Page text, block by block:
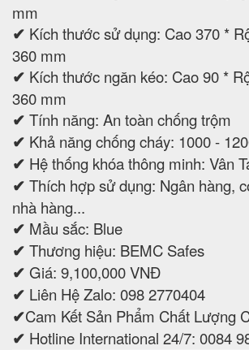
mm
✔ Kích thước sử dụng: Cao 370 *
360 mm
✔ Kích thước ngăn kéo: Cao 90 *
360 mm
✔ Tính năng: An toàn chống trộm
✔ Khả năng chống cháy: 1000 -
✔ Hệ thống khóa thông minh: Vân
✔ Thích hợp sử dụng: Ngân hàng,
nhà hàng...
✔ Mầu sắc: Blue
✔ Thương hiệu: BEMC Safes
✔ Giá: 9,100,000 VNĐ
✔ Liên Hệ Zalo: 098 2770404
✔Cam Kết Sản Phẩm Chất Lượng
✔ Hotline International 24/7: 0084